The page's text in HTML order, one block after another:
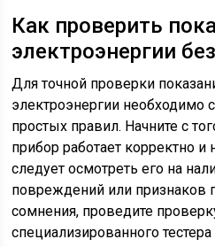
Как проверить
электроэнергии
Для точной проверки
электроэнергии необходимо
простых правил. Начните с
прибор работает корректно
следует осмотреть его на
повреждений или признаков
сомнения, проведите
специализированного